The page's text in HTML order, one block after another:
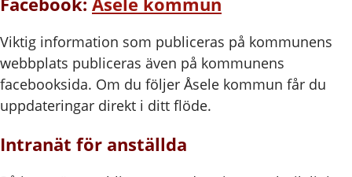
Viktig information som publiceras på kommunens
webbplats publiceras även på kommunens
facebooksida. Om du följer Åsele kommun får du
uppdateringar direkt i ditt flöde.
Intranät för anställda